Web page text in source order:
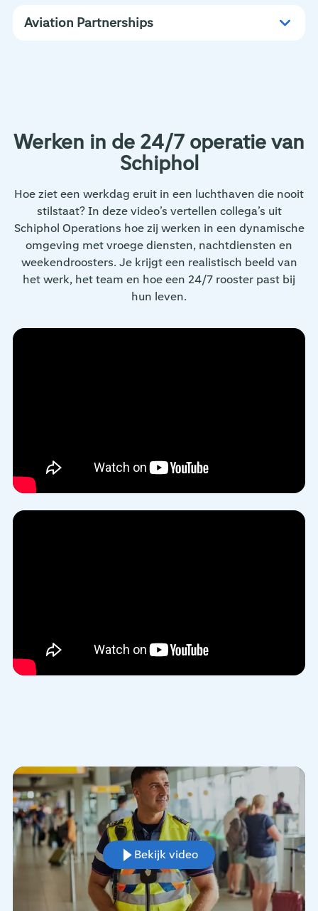
Aviation Partnerships
Werken in de 24/7 operatie van
Schiphol
Hoe ziet een werkdag eruit in een luchthaven die nooit
stilstaat? In deze video’s vertellen collega’s uit
Schiphol Operations hoe zij werken in een dynamische
omgeving met vroege diensten, nachtdiensten en
weekendroosters. Je krijgt een realistisch beeld van
het werk, het team en hoe een 24/7 rooster past bij
hun leven.
Bekijk video